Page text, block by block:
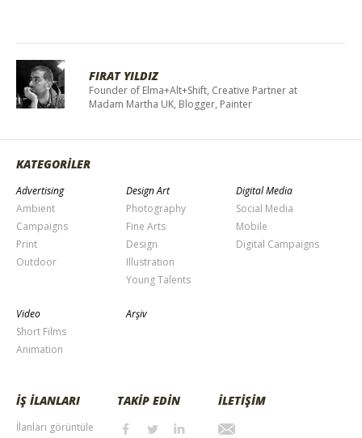
FIRAT YILDIZ
Founder of Elma+Alt+Shift, Creative Partner at
Madam Martha UK, Blogger, Painter
KATEGORİLER
Advertising
Ambient
Campaigns
Print
Outdoor
Design Art
Photography
Fine Arts
Design
Illustration
Young Talents
Digital Media
Social Media
Mobile
Digital Campaigns
Video
Short Films
Animation
Arşiv
İŞ İLANLARI
İlanları görüntüle
TAKİP EDİN İLETİŞİM